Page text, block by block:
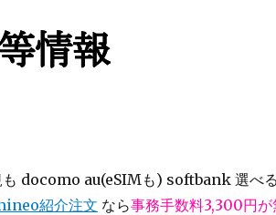
も docomo au(eSIMも) softbank 選べる
紹介注文 なら事務手数料3,300円が